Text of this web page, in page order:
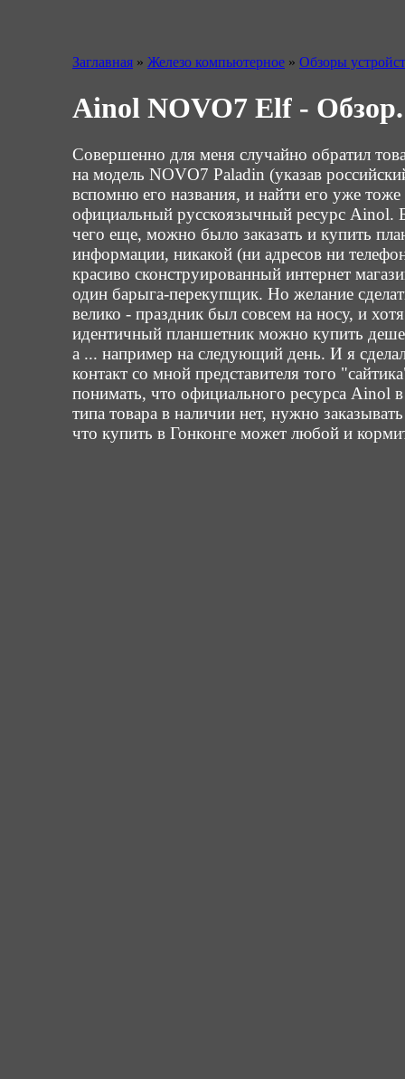
Ainol NOVO7 Elf - Обзор.
Совершенно для меня случайно обратил
на модель NOVO7 Paladin (указав
вспомню его названия, и найти его уже тоже
официальный русскоязычный ресурс Ainol.
чего еще, можно было заказать и купить
информации, никакой (ни адресов ни
красиво сконструированный интернет
один барыга-перекупщик. Но желание
велико - праздник был совсем на носу, и
идентичный планшетник можно купить
а ... например на следующий день. И я
контакт со мной представителя того
понимать, что официального ресурса Ainol
типа товара в наличии нет, нужно
что купить в Гонконге может любой и
Заглавная » Железо компьютерное » Обзоры